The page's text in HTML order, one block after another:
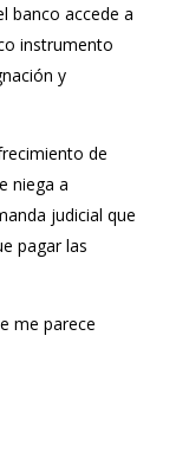
banco accede a
instrumento
y
de
niega a
judicial que
pagar las
me parece